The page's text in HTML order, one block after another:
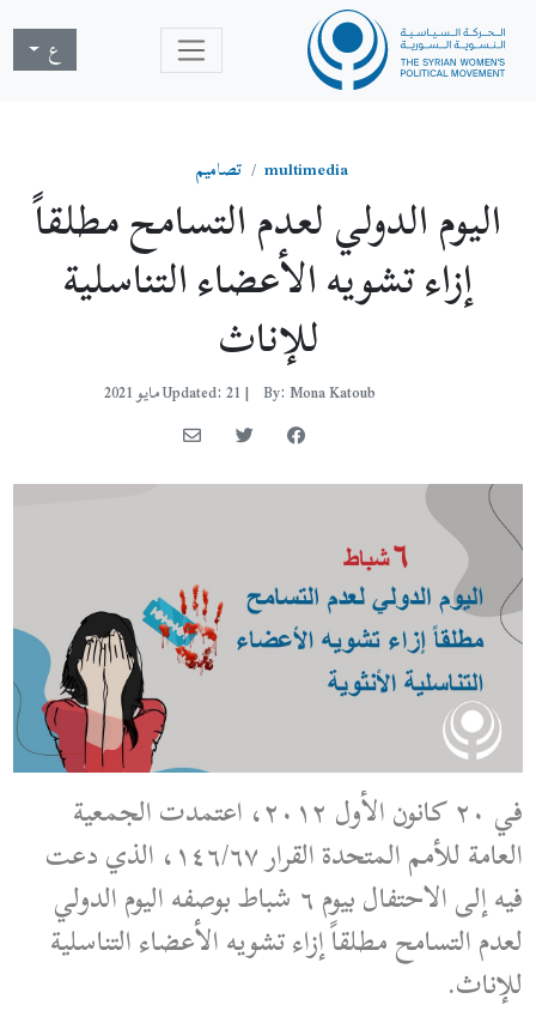
ع
multimedia تصاميم
اليوم الدولي لعدم التسامح مطلقاً
إزاء تشويه الأعضاء التناسلية
للإناث
By: Mona Katoub Updated: 21 مايو 2021
في ٢٠ كانون الأول ٢٠١٢، اعتمدت الجمعية
العامة للأمم المتحدة القرار ١٤٦/٦٧، الذي دعت
فيه إلى الاحتفال بيوم ٦ شباط بوصفه اليوم الدولي
لعدم التسامح مطلقاً إزاء تشويه الأعضاء التناسلية
للإناث.